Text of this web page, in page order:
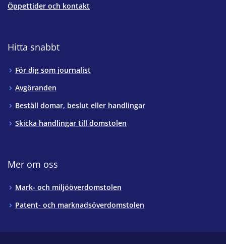
Öppettider och kontakt
Hitta snabbt
För dig som journalist
Avgöranden
Beställ domar, beslut eller handlingar
Skicka handlingar till domstolen
Mer om oss
Mark- och miljööverdomstolen
Patent- och marknadsöverdomstolen